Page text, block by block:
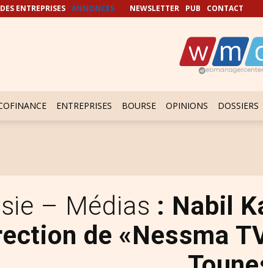
ENTREPRISES ANNONCES NEWSLETTER PUB CONTACT
ENTREPRISES BOURSE OPINIONS DOSSIERS
– Médias : Nabil
de «Nessma